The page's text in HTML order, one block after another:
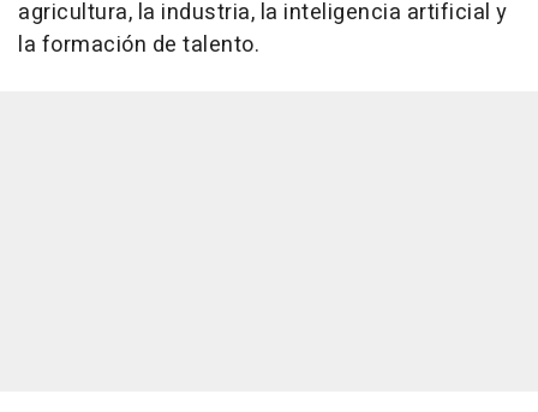
agricultura, la industria, la inteligencia artificial y
la formación de talento.